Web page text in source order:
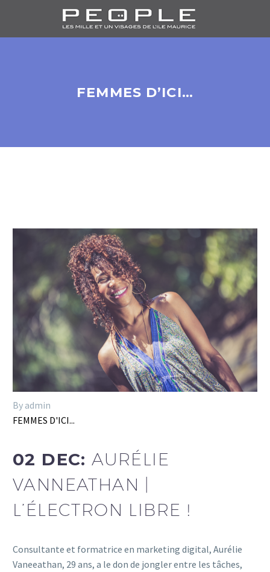
FEMMES D’ICI…
By admin
FEMMES D'ICI...
02 DEC:AURÉLIE
VANNEATHAN |
L’ÉLECTRON LIBRE !
Consultante et formatrice en marketing digital, Aurélie
Vaneeathan, 29 ans, a le don de jongler entre les tâches,